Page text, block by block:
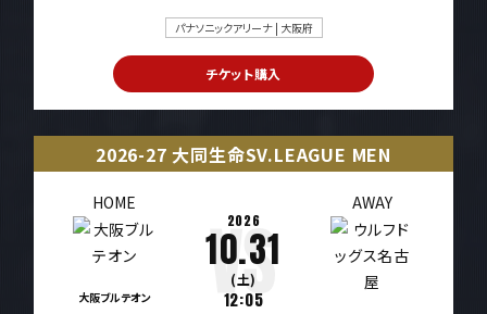
パナソニックアリーナ | 大阪府
チケット購入
2026-27 大同生命SV.LEAGUE MEN
HOME
大阪ブルテオン
2026
10.31
(土)
12:05
AWAY